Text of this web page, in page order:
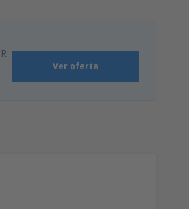
Ver oferta